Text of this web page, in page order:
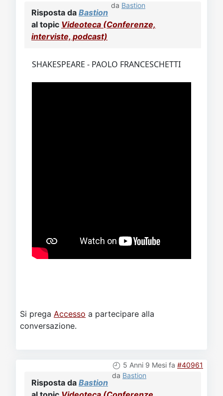
da Bastion
Risposta da Bastion
al topic Videoteca (Conferenze,
interviste, podcast)
SHAKESPEARE - PAOLO FRANCESCHETTI
Si prega Accesso a partecipare alla
conversazione.
5 Anni 9 Mesi fa #40961
da Bastion
Risposta da Bastion